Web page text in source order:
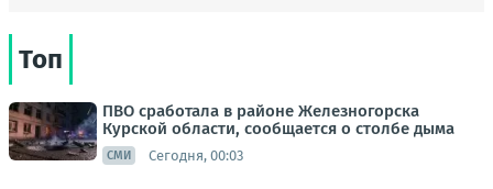
Топ
ПВО сработала в районе Железногорска
Курской области, сообщается о столбе дыма
СМИ Сегодня, 00:03